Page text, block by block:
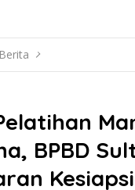
Berita
BPBD